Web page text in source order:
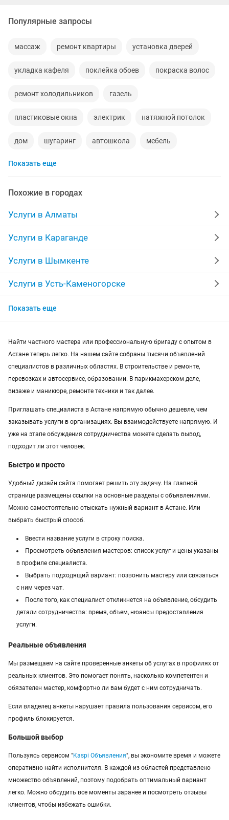
Популярные запросы
массаж ремонт квартиры установка дверей
укладка кафеля поклейка обоев покраска волос
ремонт холодильников газель
пластиковые окна электрик натяжной потолок
дом шугаринг автошкола мебель
ремонт телевизоров
мебель на заказ
уколы на дому вывоз мусора
москитные сетки
ремонт стиральных машин диван
грузоперевозки газель
ремонт заправка картриджей
Показать еще
Похожие в городах
Услуги в Алматы
Услуги в Караганде
Услуги в Шымкенте
Услуги в Усть-Каменогорске
Услуги в Актобе
Услуги в Костанае
Услуги в Казахстане
Показать еще
Найти частного мастера или профессиональную бригаду с опытом в
Астане теперь легко. На нашем сайте собраны тысячи объявлений
специалистов в различных областях. В строительстве и ремонте,
перевозках и автосервисе, образовании. В парикмахерском деле,
визаже и маникюре, ремонте техники и так далее.
Приглашать специалиста в Астане напрямую обычно дешевле, чем
заказывать услуги в организациях. Вы взаимодействуете напрямую. И
уже на этапе обсуждения сотрудничества можете сделать вывод,
подходит ли этот человек.
Быстро и просто
Удобный дизайн сайта помогает решить эту задачу. На главной
странице размещены ссылки на основные разделы с объявлениями.
Можно самостоятельно отыскать нужный вариант в Астане. Или
выбрать быстрый способ.
Ввести название услуги в строку поиска.
Просмотреть объявления мастеров: список услуг и цены указаны
в профиле специалиста.
Выбрать подходящий вариант: позвонить мастеру или связаться
с ним через чат.
После того, как специалист откликнется на объявление, обсудить
детали сотрудничества: время, объем, нюансы предоставления
услуги.
Реальные объявления
Мы размещаем на сайте проверенные анкеты об услугах в профилях от
реальных клиентов. Это помогает понять, насколько компетентен и
обязателен мастер, комфортно ли вам будет с ним сотрудничать.
Если владелец анкеты нарушает правила пользования сервисом, его
профиль блокируется.
Большой выбор
Пользуясь сервисом "Kaspi Объявления", вы экономите время и можете
оперативно найти исполнителя. В каждой из областей представлено
множество объявлений, поэтому подобрать оптимальный вариант
легко. Можно обсудить все моменты заранее и посмотреть отзывы
клиентов, чтобы избежать ошибки.